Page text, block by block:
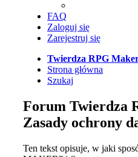
FAQ
Zaloguj się
Zarejestruj się
Twierdza RPG
Strona główna
Szukaj
Forum Twierdza
Zasady ochrony
Ten tekst opisuje, w jaki